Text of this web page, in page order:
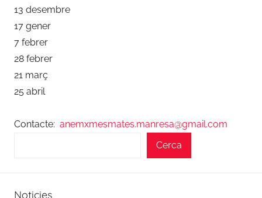
13 desembre
17 gener
7 febrer
28 febrer
21 març
25 abril
Contacte: anemxmesmates.manresa@gmail.com
Cerca
Noticies